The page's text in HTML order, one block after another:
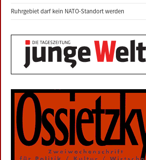
Ruhrgebiet darf kein NATO-Standort werden